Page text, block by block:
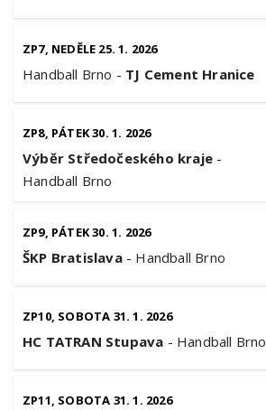
ZP7, NEDĚLE 25. 1. 2026
Handball Brno - TJ Cement Hranice
ZP8, PÁTEK 30. 1. 2026
Výběr Středočeského kraje -
Handball Brno
ZP9, PÁTEK 30. 1. 2026
ŠKP Bratislava- Handball Brno
ZP10, SOBOTA 31. 1. 2026
HC TATRAN Stupava - Handball Brno
ZP11, SOBOTA 31. 1. 2026